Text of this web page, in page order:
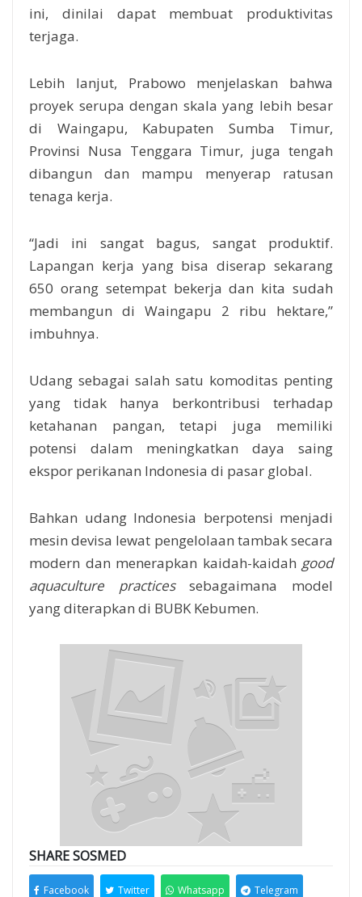
ini, dinilai dapat membuat produktivitas
terjaga.
Lebih lanjut, Prabowo menjelaskan bahwa
proyek serupa dengan skala yang lebih besar
di Waingapu, Kabupaten Sumba Timur,
Provinsi Nusa Tenggara Timur, juga tengah
dibangun dan mampu menyerap ratusan
tenaga kerja.
“Jadi ini sangat bagus, sangat produktif.
Lapangan kerja yang bisa diserap sekarang
650 orang setempat bekerja dan kita sudah
membangun di Waingapu 2 ribu hektare,”
imbuhnya.
Udang sebagai salah satu komoditas penting
yang tidak hanya berkontribusi terhadap
ketahanan pangan, tetapi juga memiliki
potensi dalam meningkatkan daya saing
ekspor perikanan Indonesia di pasar global.
Bahkan udang Indonesia berpotensi menjadi
mesin devisa lewat pengelolaan tambak secara
modern dan menerapkan kaidah-kaidah good
aquaculture practicessebagaimana model
yang diterapkan di BUBK Kebumen.
SHARE SOSMED
Facebook Twitter Whatsapp Telegram